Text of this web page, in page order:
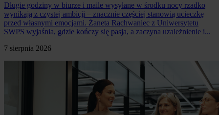
Długie godziny w biurze i maile wysyłane w środku nocy rzadko
wynikają z czystej ambicji – znacznie częściej stanowią ucieczkę
przed własnymi emocjami. Żaneta Rachwaniec z Uniwersytetu
SWPS wyjaśnia, gdzie kończy się pasja, a zaczyna uzależnienie i...
7 sierpnia 2026